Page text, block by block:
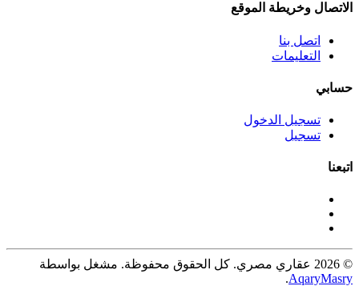
الاتصال وخريطة الموقع
اتصل بنا
التعليمات
حسابي
تسجيل الدخول
تسجيل
اتبعنا
© 2026 عقاري مصري. كل الحقوق محفوظة. مشغل بواسطة
AqaryMasry
.